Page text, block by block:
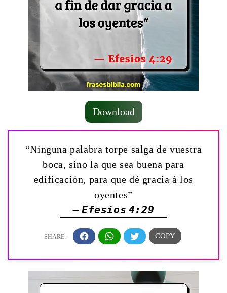
Download
“Ninguna palabra torpe salga de vuestra
boca, sino la que sea buena para
edificación, para que dé gracia á los
oyentes”
— Efesios 4:29